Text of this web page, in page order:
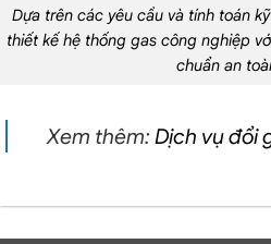
Dựa trên các yêu cầu và tính toán
thiết kế hệ thống gas công nghiệp
chuẩn an
Xem thêm: Dịch vụ đổi